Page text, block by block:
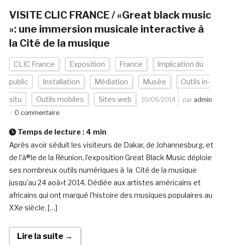
VISITE CLIC FRANCE / «Great black music
»: une immersion musicale interactive à
la Cité de la musique
CLIC France Exposition France Implication du
public Installation Médiation Musée Outils in-
situ Outils mobiles Sites web 10/06/2014 par admin
0 commentaire
Temps de lecture : 4 min
Après avoir séduit les visiteurs de Dakar, de Johannesburg, et
de l’à®le de la Réunion, l’exposition Great Black Music déploie
ses nombreux outils numériques à la Cité de la musique
jusqu’au 24 aoà»t 2014. Dédiée aux artistes américains et
africains qui ont marqué l’histoire des musiques populaires au
XXe siècle, […]
Lire la suite →